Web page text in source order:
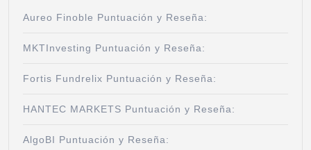
Aureo Finoble Puntuación y Reseña:
MKTInvesting Puntuación y Reseña:
Fortis Fundrelix Puntuación y Reseña:
HANTEC MARKETS Puntuación y Reseña:
AlgoBI Puntuación y Reseña: